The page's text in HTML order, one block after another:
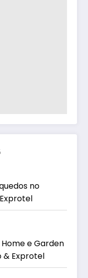
no
e Garden
& Exprotel